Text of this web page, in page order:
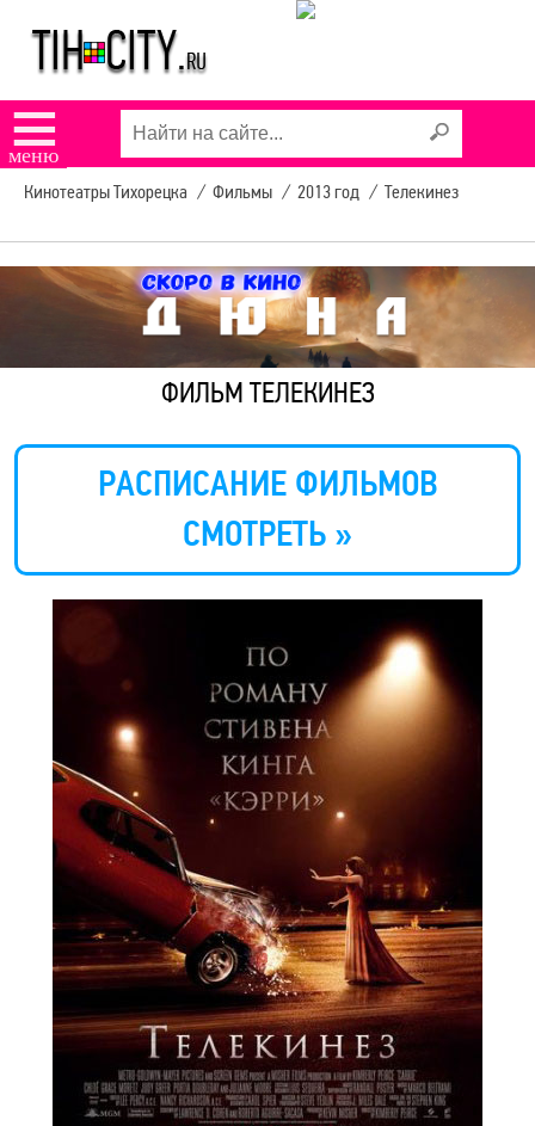
☰
меню
Кинотеатры Тихорецка / Фильмы / 2013 год / Телекинез
ФИЛЬМ ТЕЛЕКИНЕЗ
РАСПИСАНИЕ ФИЛЬМОВ
СМОТРЕТЬ »